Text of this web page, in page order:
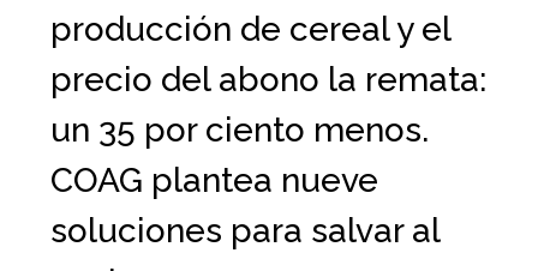
producción de cereal y el
precio del abono la remata:
un 35 por ciento menos.
COAG plantea nueve
soluciones para salvar al